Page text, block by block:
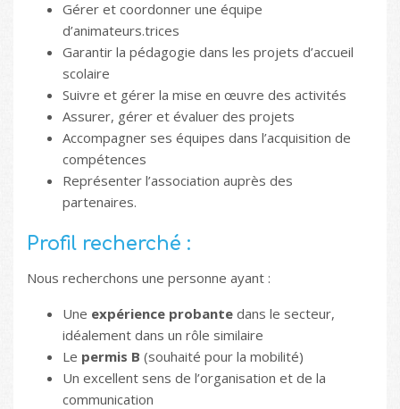
Gérer et coordonner une équipe
d’animateurs.trices
Garantir la pédagogie dans les projets d’accueil
scolaire
Suivre et gérer la mise en œuvre des activités
Assurer, gérer et évaluer des projets
Accompagner ses équipes dans l’acquisition de
compétences
Représenter l’association auprès des
partenaires.
Profil recherché :
Nous recherchons une personne ayant :
Une expérience probante dans le secteur,
idéalement dans un rôle similaire
Le permis B (souhaité pour la mobilité)
Un excellent sens de l’organisation et de la
communication